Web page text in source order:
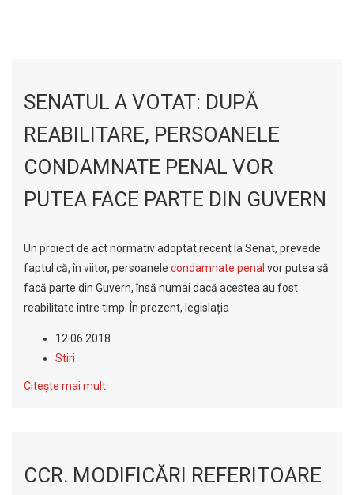
SENATUL A VOTAT: DUPĂ
REABILITARE, PERSOANELE
CONDAMNATE PENAL VOR
PUTEA FACE PARTE DIN GUVERN
Un proiect de act normativ adoptat recent la Senat, prevede
faptul că, în viitor, persoanele condamnate penal vor putea să
facă parte din Guvern, însă numai dacă acestea au fost
reabilitate între timp. În prezent, legislația
12.06.2018
Stiri
Citește mai mult
CCR. MODIFICĂRI REFERITOARE